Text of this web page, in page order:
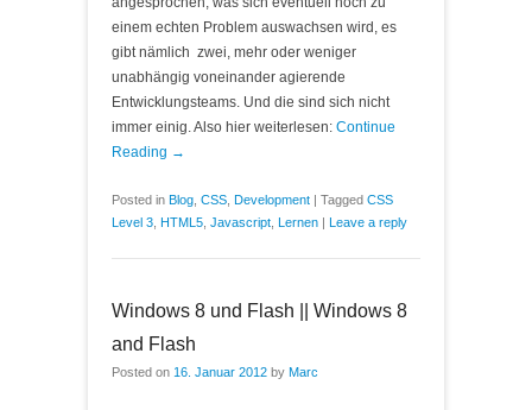
einem echten Problem auswachsen wird, es
gibt nämlich zwei, mehr oder weniger
unabhängig voneinander agierende
Entwicklungsteams. Und die sind sich nicht
immer einig. Also hier weiterlesen: Continue
Reading →
Posted in Blog CSS Development | Tagged CSS
Level 3 HTML5 Javascript Lernen | Leave a reply
Windows 8 und Flash || Windows 8
and Flash
Posted on 16. Januar 2012 by Marc